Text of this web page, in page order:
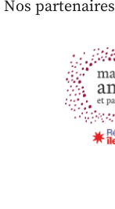
Nos partenaires